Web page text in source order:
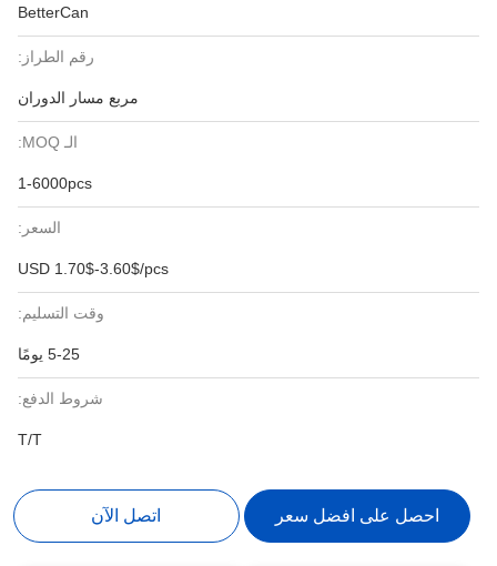
BetterCan
رقم الطراز:
مربع مسار الدوران
الـ MOQ:
1-6000pcs
السعر:
USD 1.70$-3.60$/pcs
وقت التسليم:
5-25 يومًا
شروط الدفع:
T/T
احصل على افضل سعر اتصل الآن